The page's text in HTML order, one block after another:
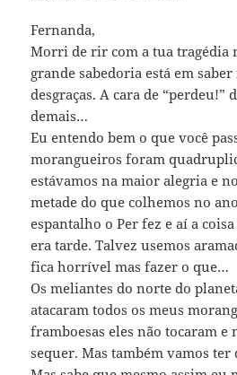
Fernanda,
Morri de rir com a tua tragédia
grande sabedoria está em
desgraças. A cara de “perdeu!”
demais…
Eu entendo bem o que você
morangueiros foram
estávamos na maior alegria e
metade do que colhemos no
espantalho o Per fez e aí a
era tarde. Talvez usemos
fica horrível mas fazer o que…
Os meliantes do norte do
atacaram todos os meus
framboesas eles não tocaram e
sequer. Mas também vamos